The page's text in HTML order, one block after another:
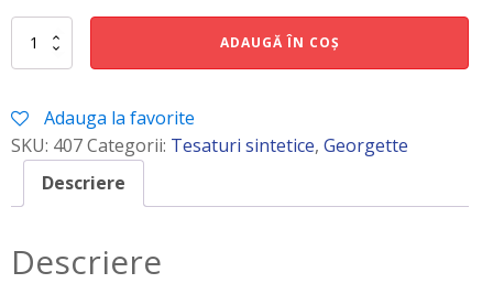
Cantitate
georgette
ADAUGĂ ÎN COȘ
Adauga la favorite
SKU: 407Categorii: Tesaturi sintetice, Georgette
Descriere
Descriere